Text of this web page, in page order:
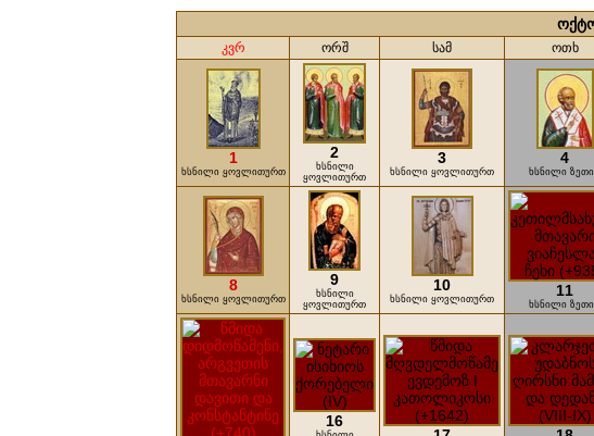
კვრ ორშ სამ ოთხ
1
ხსნილი ყოვლითურთ
2
ხსნილი
ყოვლითურთ
3
ხსნილი ყოვლითურთ
4
ხსნილი
8
ხსნილი ყოვლითურთ
9
ხსნილი
ყოვლითურთ
10
ხსნილი ყოვლითურთ 11
ხსნილი
16